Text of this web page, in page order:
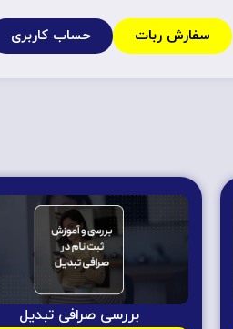
سفارش ربات حساب کاربری
بررسی صرافی تبدیل